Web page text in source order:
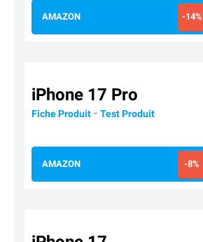
AMAZON -14%
iPhone 17 Pro
Fiche Produit - Test Produit
AMAZON -8%